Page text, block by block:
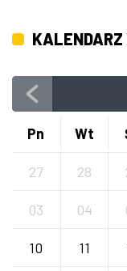
KALENDARZ
Pn Wt
27 28
03 04
10 11